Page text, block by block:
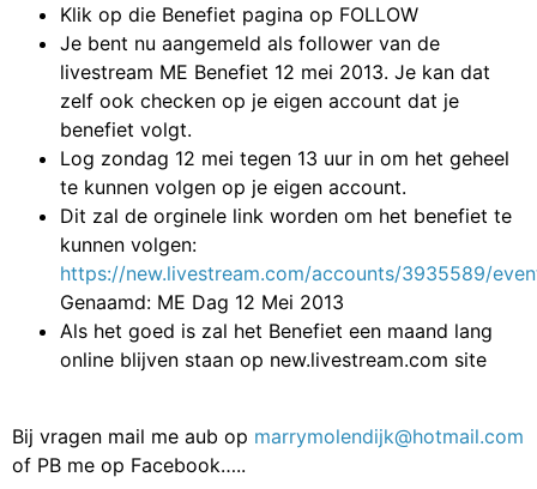
Klik op die Benefiet pagina op FOLLOW
Je bent nu aangemeld als follower van de
livestream ME Benefiet 12 mei 2013. Je kan dat
zelf ook checken op je eigen account dat je
benefiet volgt.
Log zondag 12 mei tegen 13 uur in om het geheel
te kunnen volgen op je eigen account.
Dit zal de orginele link worden om het benefiet te
kunnen volgen:
https://new.livestream.com/accounts/3935589/
Genaamd: ME Dag 12 Mei 2013
Als het goed is zal het Benefiet een maand lang
online blijven staan op new.livestream.com site
Bij vragen mail me aub op marrymolendijk@hotmail.com
of PB me op Facebook…..